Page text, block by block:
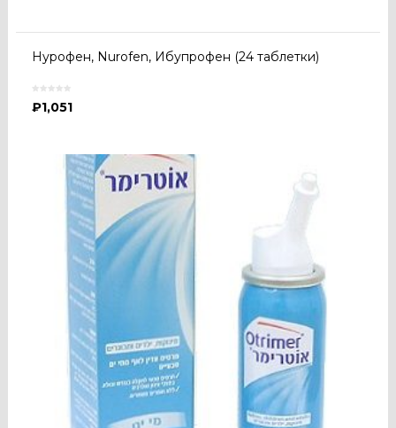
Нурофен, Nurofen, Ибупрофен (24 таблетки)
₽1,051